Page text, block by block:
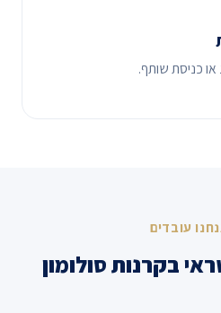
או כניסת שותף.
עובדים
בקרנות סולומון